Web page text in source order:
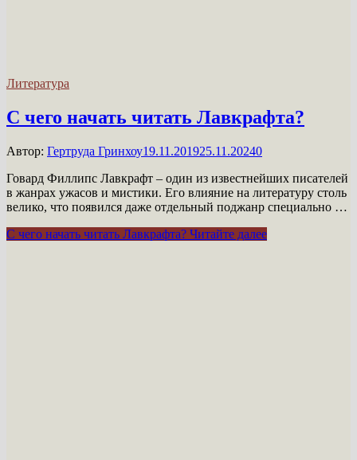
Литература
С чего начать читать Лавкрафта?
Автор: Гертруда Гринхоу19.11.201925.11.20240
Говард Филлипс Лавкрафт – один из известнейших писателей
в жанрах ужасов и мистики. Его влияние на литературу столь
велико, что появился даже отдельный поджанр специально …
С чего начать читать Лавкрафта? Читайте далее